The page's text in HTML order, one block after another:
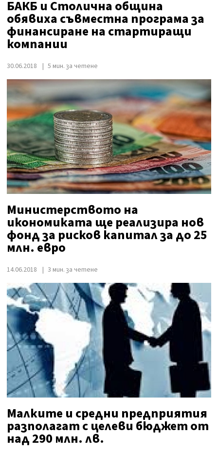
БАКБ и Столична община
обявиха съвместна програма за
финансиране на стартиращи
компании
30.06.2018 5 мин. за четене
Министерството на
икономиката ще реализира нов
фонд за рисков капитал за до 25
млн. евро
14.06.2018 3 мин. за четене
Малките и средни предприятия
разполагат с целеви бюджет от
над 290 млн. лв.